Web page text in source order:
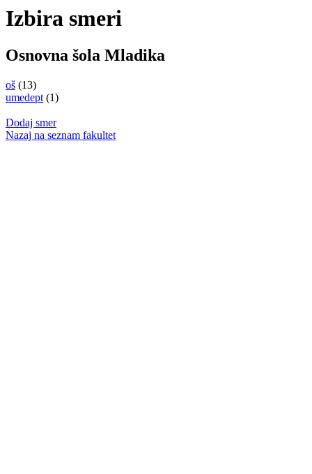
Izbira smeri
Osnovna šola Mladika
oš (13)
umedept (1)
Dodaj smer
Nazaj na seznam fakultet